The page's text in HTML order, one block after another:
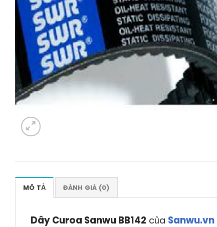
MÔ TẢ ĐÁNH GIÁ (0)
Dây Curoa Sanwu BB142 của Sanwu.vn